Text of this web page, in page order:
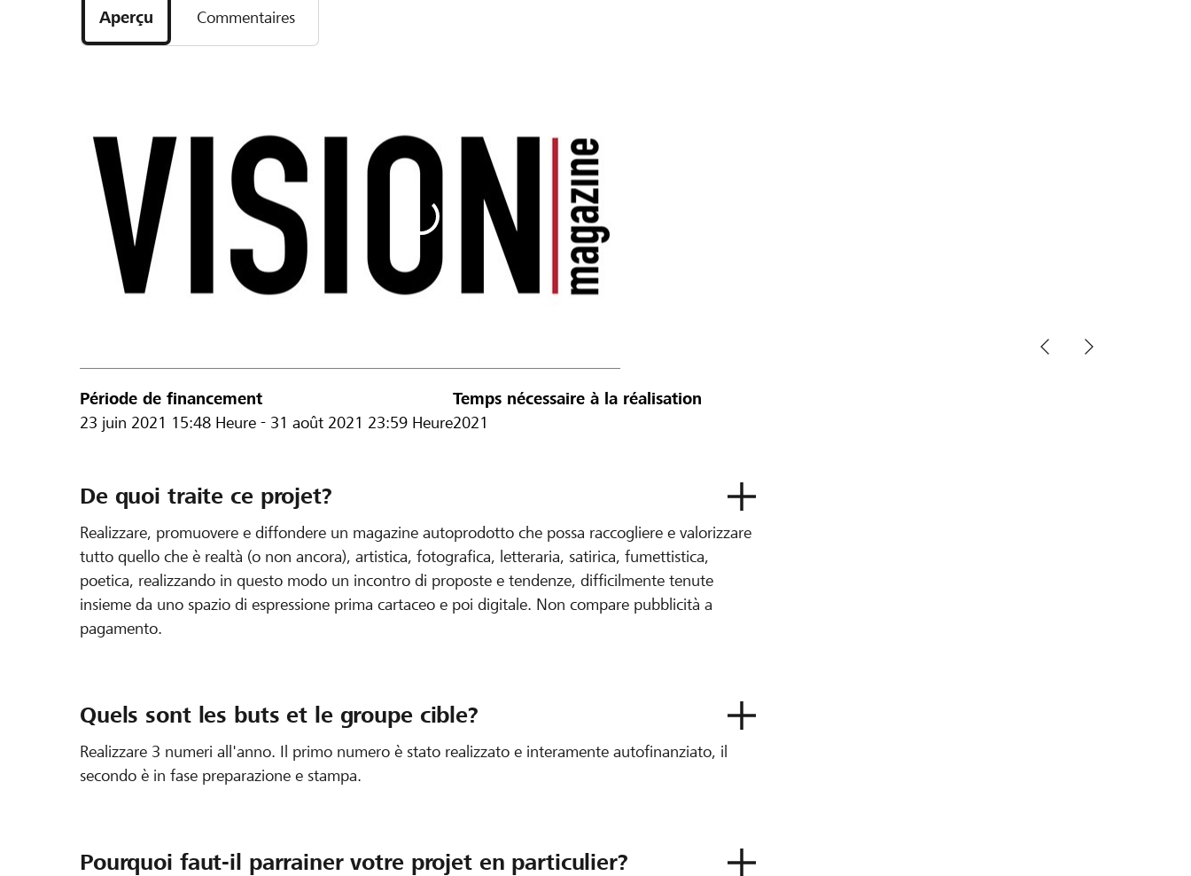
Aperçu Commentaires
Période de financement
23 juin 2021 15:48 Heure - 31 août 2021 23:59 Heure
Temps nécessaire à la réalisation
2021
De quoi traite ce projet?
Realizzare, promuovere e diffondere un magazine autoprodotto che possa raccogliere e valorizzare
tutto quello che è realtà (o non ancora), artistica, fotografica, letteraria, satirica, fumettistica,
poetica, realizzando in questo modo un incontro di proposte e tendenze, difficilmente tenute
insieme da uno spazio di espressione prima cartaceo e poi digitale. Non compare pubblicità a
pagamento.
Quels sont les buts et le groupe cible?
Realizzare 3 numeri all'anno. Il primo numero è stato realizzato e interamente autofinanziato, il
secondo è in fase preparazione e stampa.
Pourquoi faut-il parrainer votre projet en particulier?